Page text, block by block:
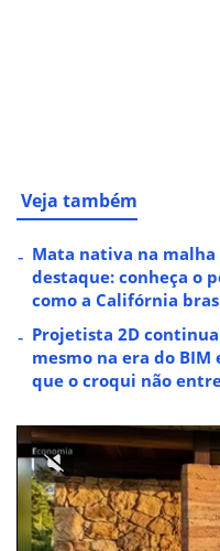
Veja também
Mata nativa na
destaque: conheça o
como a Califórnia
Projetista 2D
mesmo na era do
que o croqui não